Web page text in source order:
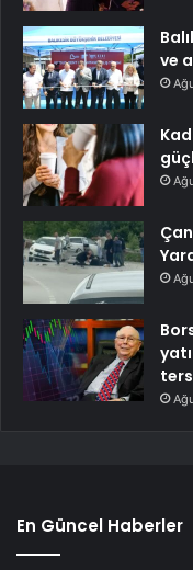
ve
En Güncel Haberler